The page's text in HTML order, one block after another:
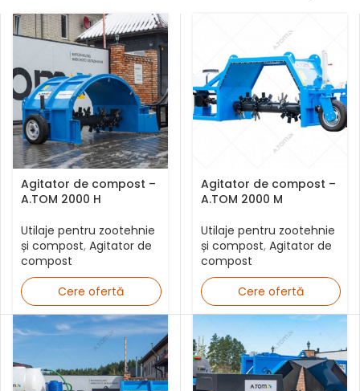
Agitator de compost –
A.TOM 2000 H
Utilaje pentru zootehnie
și compost, Agitator de
compost
Cere ofertă
Agitator de compost –
A.TOM 2000 M
Utilaje pentru zootehnie
și compost, Agitator de
compost
Cere ofertă